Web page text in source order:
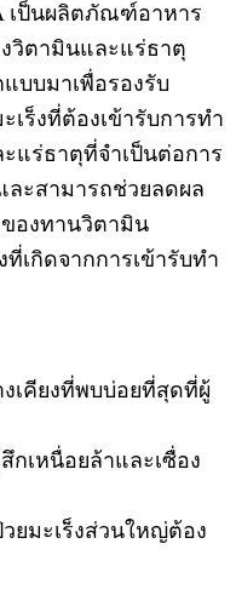
เป็นผลิตภัณฑ์อาหาร
วิตามินและแร่ธาตุ
บบมาเพื่อรองรับ
ร็งที่ต้องเข้ารับการทำ
แร่ธาตุที่จำเป็นต่อการ
ะสามารถช่วยลดผล
ของทานวิตามิน
เกิดจากการเข้ารับทำ
งเคียงที่พบบ่อยที่สุดที่ผู้
กเหนื่อยล้าและเซื่อง
ยมะเร็งส่วนใหญ่ต้อง